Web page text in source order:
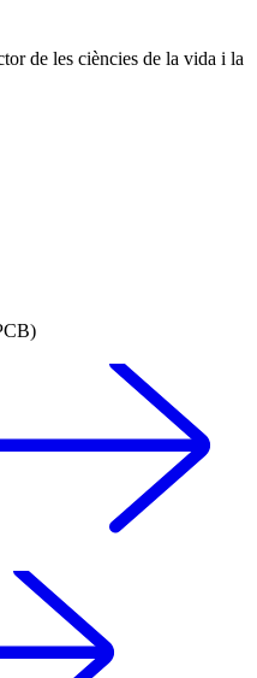
de les ciències de la vida i la